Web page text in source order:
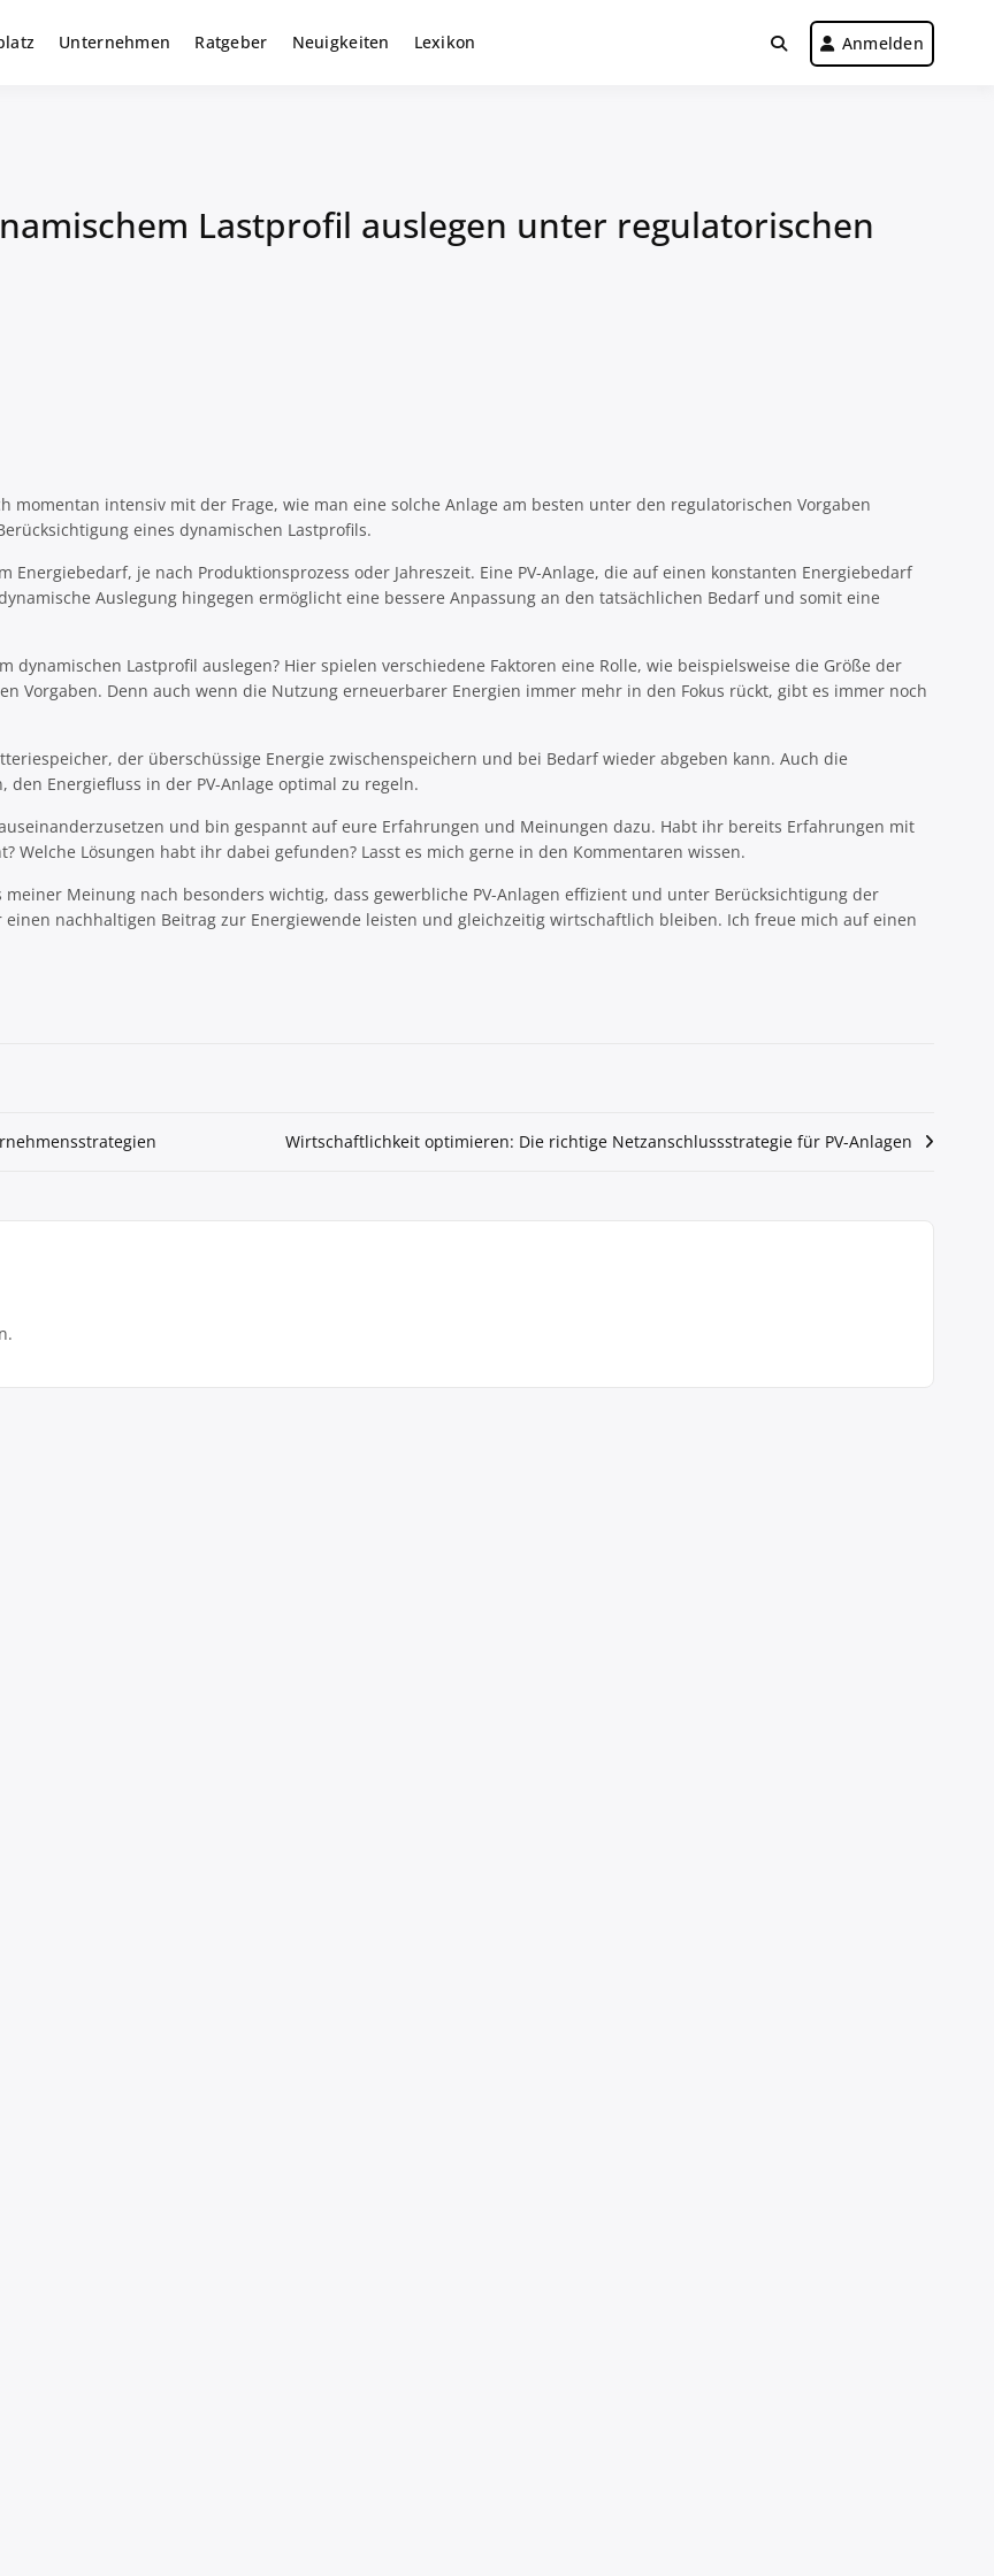
Solar Investments
Unternehmen Ratgeber Neuigkeiten Lexikon Anmelden
Lastprofil auslegen unter regulatorischen
momentan intensiv mit der Frage, wie man eine solche Anlage am besten unter den regulatorischen Vorgaben
eines dynamischen Lastprofils.
je nach Produktionsprozess oder Jahreszeit. Eine PV-Anlage, die auf einen konstanten Energiebedarf
Auslegung hingegen ermöglicht eine bessere Anpassung an den tatsächlichen Bedarf und somit eine
dynamischen Lastprofil auslegen? Hier spielen verschiedene Faktoren eine Rolle, wie beispielsweise die Größe der
Vorgaben. Denn auch wenn die Nutzung erneuerbarer Energien immer mehr in den Fokus rückt, gibt es immer noch
der überschüssige Energie zwischenspeichern und bei Bedarf wieder abgeben kann. Auch die
Energiefluss in der PV-Anlage optimal zu regeln.
und bin gespannt auf eure Erfahrungen und Meinungen dazu. Habt ihr bereits Erfahrungen mit
Welche Lösungen habt ihr dabei gefunden? Lasst es mich gerne in den Kommentaren wissen.
Meinung nach besonders wichtig, dass gewerbliche PV-Anlagen effizient und unter Berücksichtigung der
nachhaltigen Beitrag zur Energiewende leisten und gleichzeitig wirtschaftlich bleiben. Ich freue mich auf einen
Wirtschaftlichkeit optimieren: Die richtige Netzanschlussstrategie für PV-Anlagen